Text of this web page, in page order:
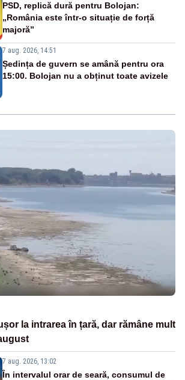
PSD, replică dură pentru Bolojan:
„România este într-o situație de forță
majoră”
7 aug. 2026, 14:51
Ședința de guvern se amână pentru ora
15:00. Bolojan nu a obținut toate avizele
la intrarea în țară, dar rămâne mult
7 aug. 2026, 13:02
În intervalul orar de seară, consumul de